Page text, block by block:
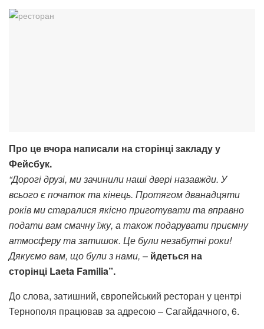
Про це вчора написали на сторінці закладу у
Фейсбук.
“Дорогі друзі, ми зачинили наші двері назавжди. У
всього є початок та кінець. Протягом дванадцяти
років ми старалися якісно приготувати та вправно
подати вам смачну їжу, а також подарувати приємну
атмосферу та затишок. Це були незабутні роки!
Дякуємо вам, що були з нами, – йдеться на
сторінці Laeta Familia”.
До слова, затишний, європейський ресторан у центрі
Тернополя працював за адресою – Сагайдачного, 6.